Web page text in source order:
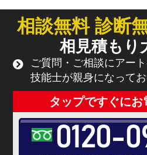
相談無料 診断
相見積もり
ご質問・ご相談にアー
技能士が親身になってお
タップですぐに
0120-